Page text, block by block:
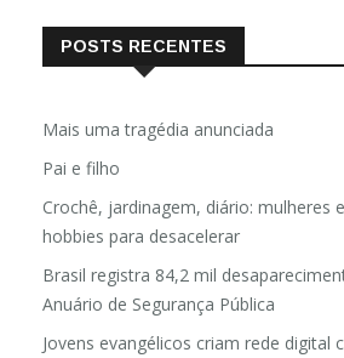
POSTS RECENTES
Mais uma tragédia anunciada
Pai e filho
Crochê, jardinagem, diário: mulheres
hobbies para desacelerar
Brasil registra 84,2 mil
Anuário de Segurança Pública
Jovens evangélicos criam rede digital